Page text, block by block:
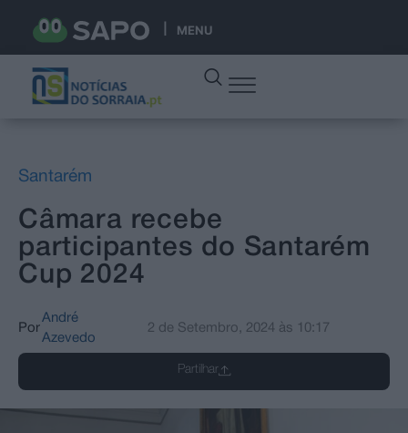
MENU
Santarém
Câmara recebe
participantes do Santarém
Cup 2024
Por
André
Azevedo
2 de Setembro, 2024 às 10:17
Partilhar